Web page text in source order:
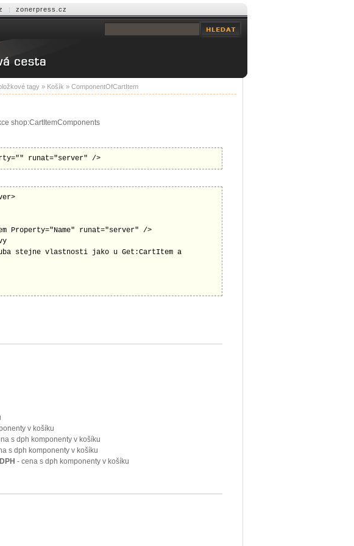
zonerpress.cz
tagy» Košík » ComponentOfCartItem
shop:CartItemComponents
runat="server" />
Property="Name" runat="server" />
stejne vlastnosti jako u Get:CartItem a
v košíku
s dph komponenty v košíku
s dph komponenty v košíku
- cena s dph komponenty v košíku